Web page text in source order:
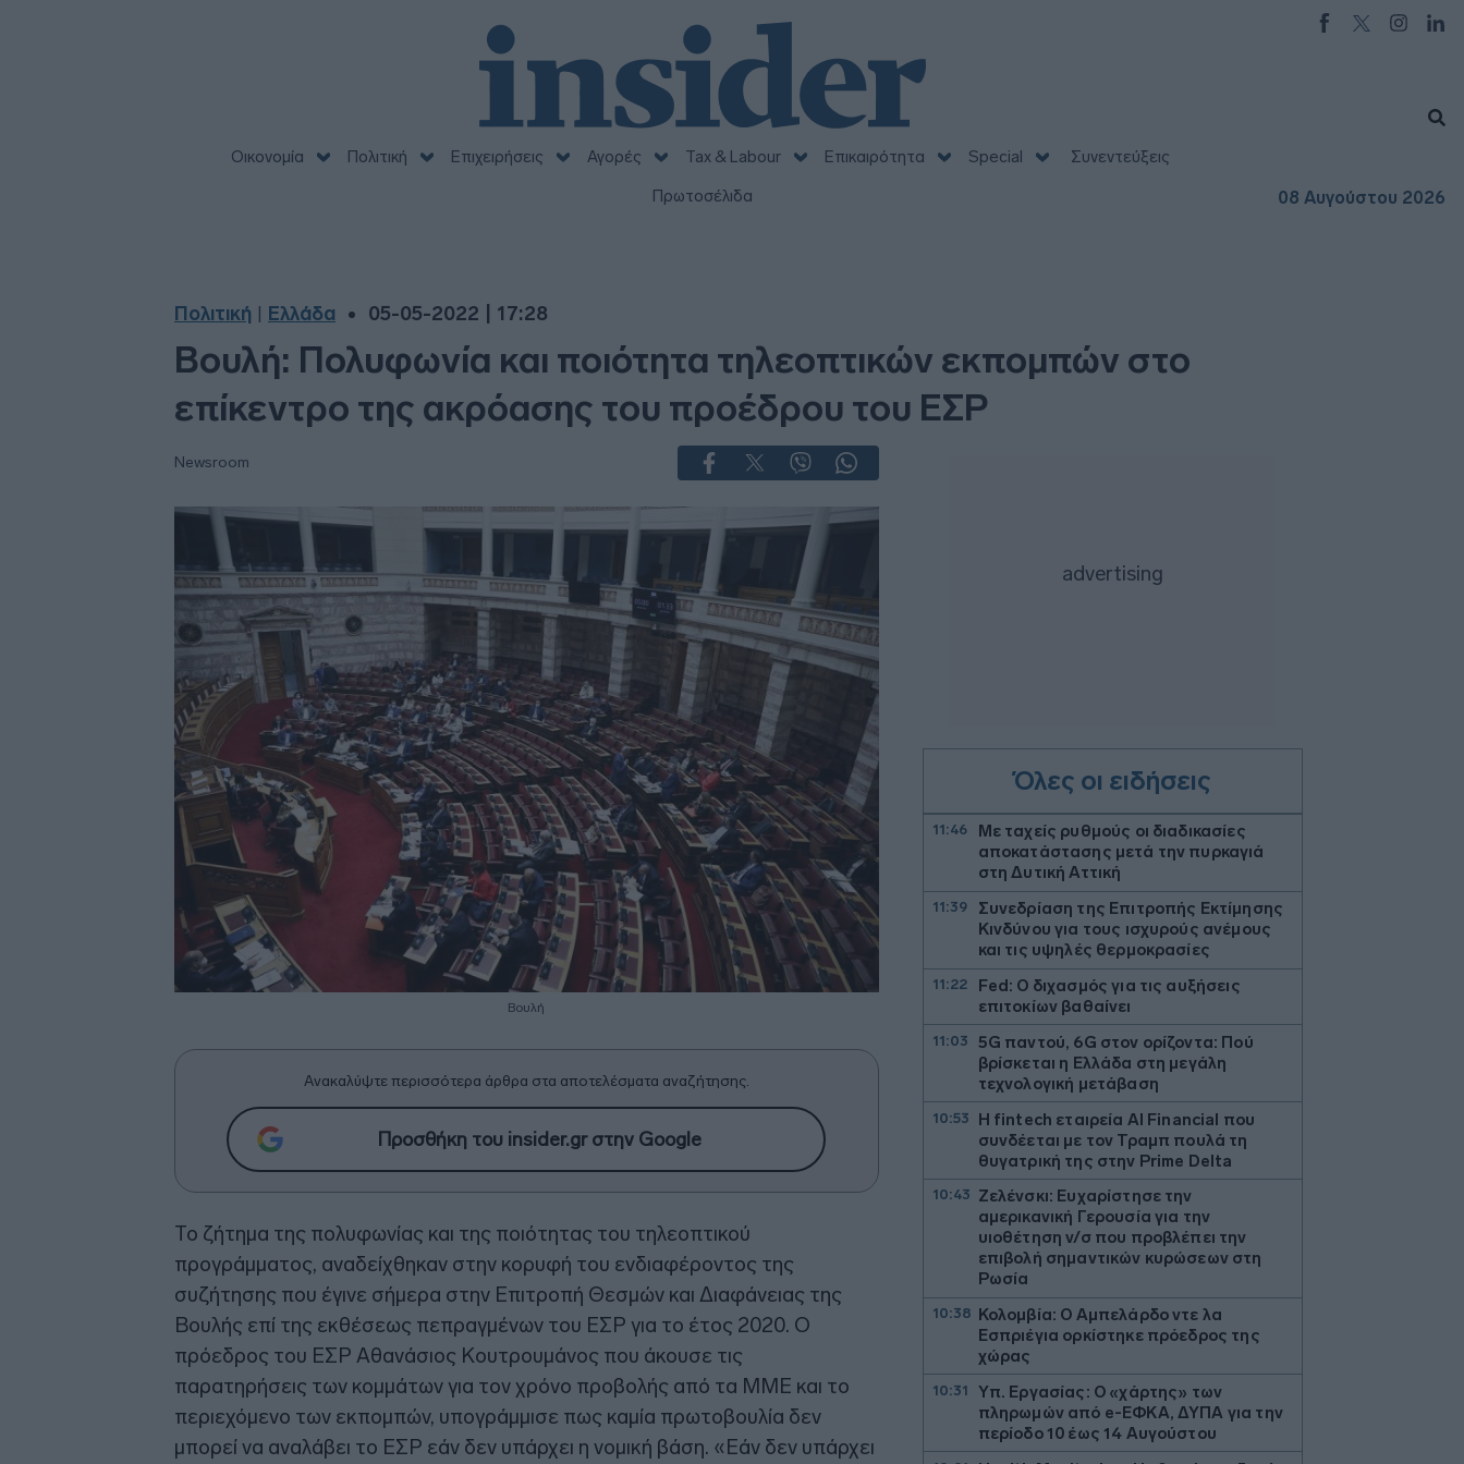
Οικονομία Πολιτική Επιχειρήσεις Αγορές Tax & Labour Επικαιρότητα Special
Συνεντεύξεις
Πρωτοσέλιδα
08 Αυγούστου 2026
Πολιτική Ελλάδα 05-05-2022 | 17:28
Βουλή: Πολυφωνία και ποιότητα τηλεοπτικών εκπομπών στο
επίκεντρο της ακρόασης του προέδρου του ΕΣΡ
Newsroom
Βουλή
Ανακαλύψτε περισσότερα άρθρα στα αποτελέσματα αναζήτησης.
Προσθήκη του insider.gr στην Google
Το ζήτημα της πολυφωνίας και της ποιότητας του τηλεοπτικού
προγράμματος, αναδείχθηκαν στην κορυφή του ενδιαφέροντος της
συζήτησης που έγινε σήμερα στην Επιτροπή Θεσμών και Διαφάνειας της
Βουλής επί της εκθέσεως πεπραγμένων του ΕΣΡ για το έτος 2020. Ο
πρόεδρος του ΕΣΡ Αθανάσιος Κουτρουμάνος που άκουσε τις
παρατηρήσεις των κομμάτων για τον χρόνο προβολής από τα ΜΜΕ και το
περιεχόμενο των εκπομπών, υπογράμμισε πως καμία πρωτοβουλία δεν
μπορεί να αναλάβει το ΕΣΡ εάν δεν υπάρχει η νομική βάση. «Εάν δεν υπάρχει
Όλες οι ειδήσεις
11:46
Με ταχείς ρυθμούς οι διαδικασίες
αποκατάστασης μετά την πυρκαγιά
στη Δυτική Αττική
11:39
Συνεδρίαση της Επιτροπής Εκτίμησης
Κινδύνου για τους ισχυρούς ανέμους
και τις υψηλές θερμοκρασίες
11:22
Fed: Ο διχασμός για τις αυξήσεις
επιτοκίων βαθαίνει
11:03
5G παντού, 6G στον ορίζοντα: Πού
βρίσκεται η Ελλάδα στη μεγάλη
τεχνολογική μετάβαση
10:53
Η fintech εταιρεία AI Financial που
συνδέεται με τον Τραμπ πουλά τη
θυγατρική της στην Prime Delta
10:43 Ζελένσκι: Ευχαρίστησε την
αμερικανική Γερουσία για την
υιοθέτηση ν/σ που προβλέπει την
επιβολή σημαντικών κυρώσεων στη
Ρωσία
10:38 Κολομβία: Ο Αμπελάρδο ντε λα
Εσπριέγια ορκίστηκε πρόεδρος της
χώρας
10:31
Υπ. Εργασίας: Ο «χάρτης» των
πληρωμών από e-ΕΦΚΑ, ΔΥΠΑ για την
περίοδο 10 έως 14 Αυγούστου